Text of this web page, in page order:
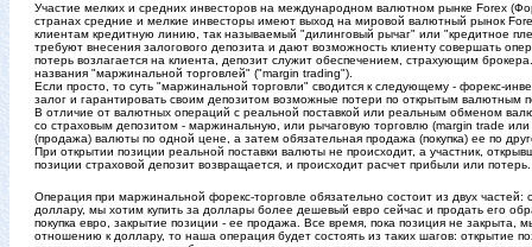
Участие мелких и средних инвесторов на международном валютном рынке Forex
странах средние и мелкие инвесторы имеют выход на мировой валютный рынок
клиентам кредитную линию, так называемый "дилинговый рычаг" или "кредитное
требуют внесения залогового депозита и дают возможность клиенту совершать
потерь возлагается на клиента, депозит служит обеспечением, страхующим
названия "маржинальной торговлей" ("margin trading").
Если просто, то суть "маржинальной торговли" сводится к следующему - форекс-
залог и гарантировать своим депозитом возможные потери по открытым валютным
В отличие от валютных операций с реальной поставкой или реальным обменом
со страховым депозитом - маржинальную, или рычаговую торговлю (margin trade
(продажа) валюты по одной цене, а затем обязательная продажа (покупка) ее по
При открытии позиции реальной поставки валюты не происходит, а участник,
позиции страховой депозит возвращается, и происходит расчет прибыли или потерь.
Операция при маржинальной форекс-торговле обязательно состоит из двух
доллару, мы хотим купить за доллары более дешевый евро сейчас и продать его
покупка евро, закрытие позиции - ее продажа. Все время, пока позиция не
отношению к доллару, то наша операция будет состоять из таких шагов: открытие